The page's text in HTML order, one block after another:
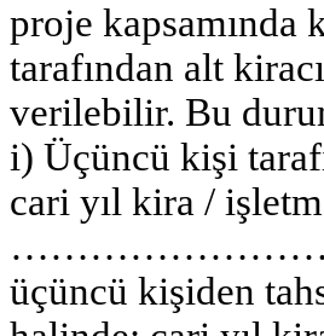
proje kapsamında
tarafından alt
verilebilir. Bu
i) Üçüncü kişi
cari yıl kira /
…………………….. İl
üçüncü kişiden